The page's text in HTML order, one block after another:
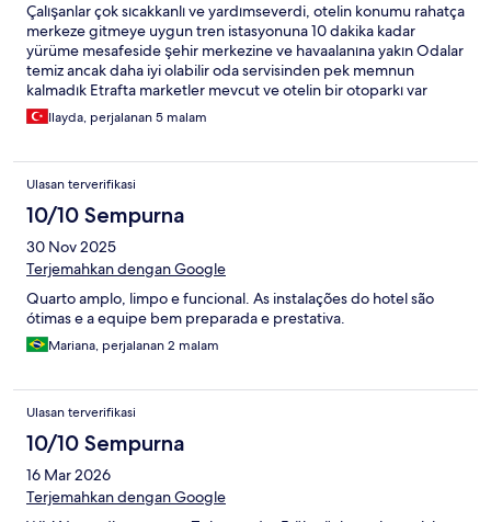
Çalışanlar çok sıcakkanlı ve yardımseverdi, otelin konumu rahatça
merkeze gitmeye uygun tren istasyonuna 10 dakika kadar
yürüme mesafeside şehir merkezine ve havaalanına yakın Odalar
temiz ancak daha iyi olabilir oda servisinden pek memnun
kalmadık Etrafta marketler mevcut ve otelin bir otoparkı var
Ilayda, perjalanan 5 malam
Ulasan terverifikasi
10/10 Sempurna
30 Nov 2025
Terjemahkan dengan Google
Quarto amplo, limpo e funcional. As instalações do hotel são
ótimas e a equipe bem preparada e prestativa.
Mariana, perjalanan 2 malam
Ulasan terverifikasi
10/10 Sempurna
16 Mar 2026
Terjemahkan dengan Google